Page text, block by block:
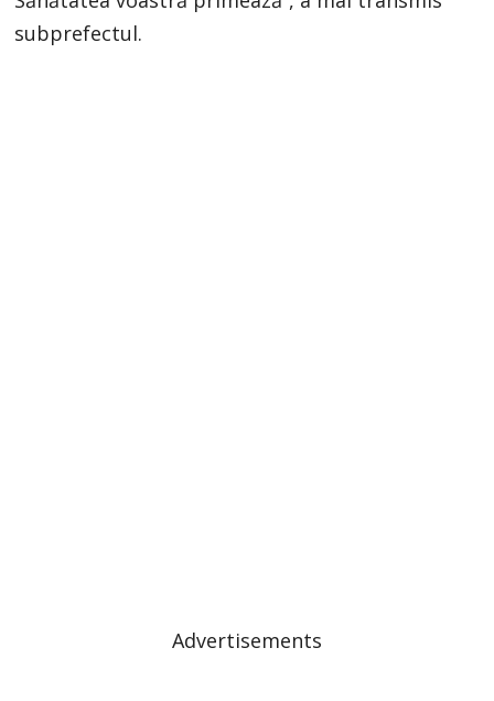
subprefectul.
Advertisements